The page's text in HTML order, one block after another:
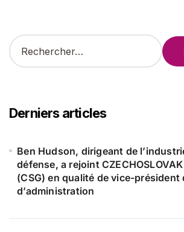
R
e
r
c
e
Derniers articles
Ben Hudson, dirigeant de
défense, a rejoint CZECHOSLOVAK
(CSG) en qualité de vice-président
d’administration